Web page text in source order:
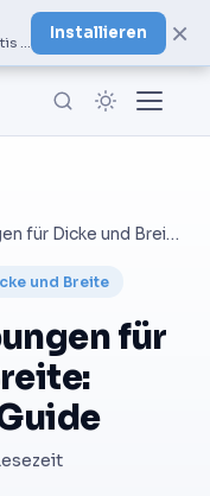
Dein KI-Coach fürs Krafttraining — gratis bei Google Play
Installieren ×
Beste Rückenübungen für Dicke und Breite: Kompletter Guide
und Breite
für